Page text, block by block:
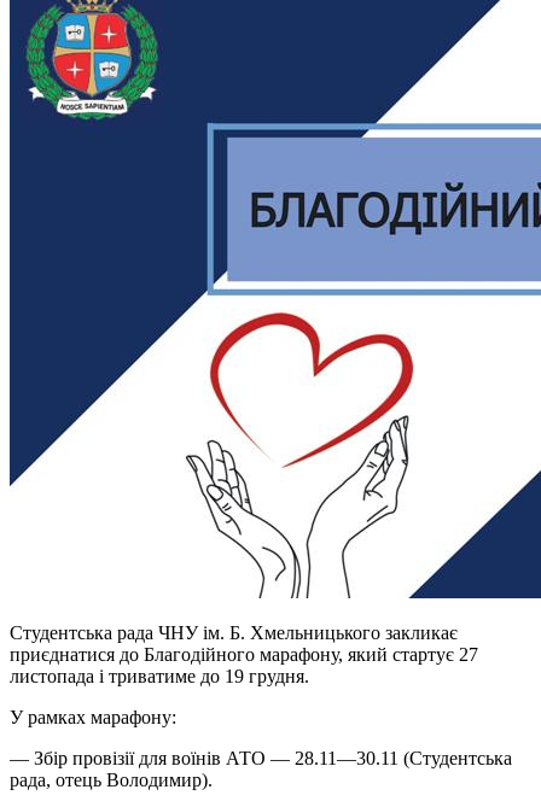
Студентська рада ЧНУ ім. Б. Хмельницького закликає
приєднатися до Благодійного марафону, який стартує 27
листопада і триватиме до 19 грудня.
У рамках марафону:
— Збір провізії для воїнів АТО — 28.11—30.11 (Студентська
рада, отець Володимир).